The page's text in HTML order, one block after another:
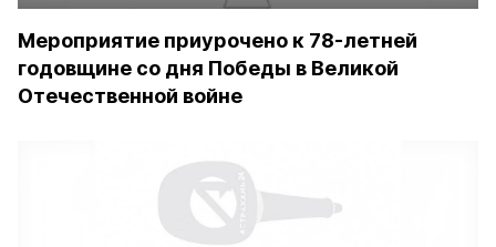
Мероприятие приурочено к 78-летней
годовщине со дня Победы в Великой
Отечественной войне